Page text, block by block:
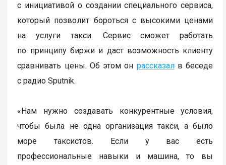
с инициативой о создании специального сервиса,
который позволит бороться с высокими ценами
на услуги такси. Сервис сможет работать
по принципу биржи и даст возможность клиенту
сравнивать цены. Об этом он рассказалв беседе
с радио Sputnik.
«Нам нужно создавать конкурентные условия,
чтобы была не одна организация такси, а было
море таксистов. Если у вас есть
профессиональные навыки и машина, то вы